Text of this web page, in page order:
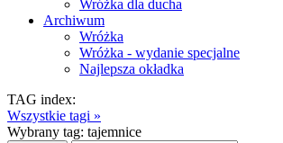
Wróżka dla ducha
Archiwum
Wróżka
Wróżka - wydanie specjalne
Najlepsza okładka
TAG index:
Wszystkie tagi »
Wybrany tag: tajemnice